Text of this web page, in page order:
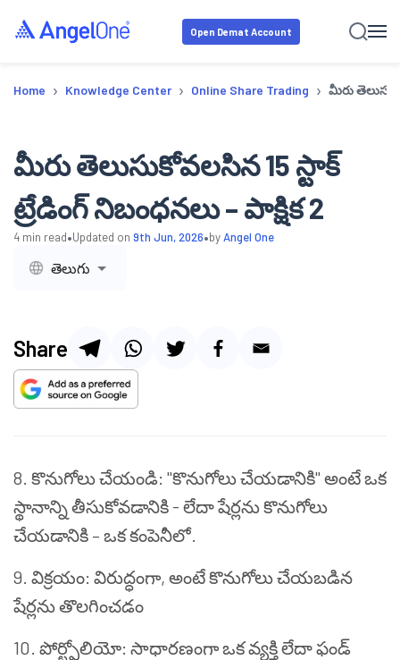
Open Demat Account
Home › Knowledge Center › Online Share Trading › మీరు
మీరు తెలుసుకోవలసిన 15 స్టాక్
ట్రేడింగ్ నిబంధనలు – పాక్షిక 2
4 min read•Updated on 9th Jun, 2026•byAngel One
తెలుగు
Share
8. కొనుగోలు చేయండి: "కొనుగోలు చేయడానికి" అంటే ఒక
స్థానాన్ని తీసుకోవడానికి - లేదా షేర్లను కొనుగోలు
చేయడానికి – ఒక కంపెనీలో.
9. విక్రయం: విరుద్ధంగా, అంటే కొనుగోలు చేయబడిన
షేర్లను తొలగించడం
10. పోర్ట్ఫోలియో: సాధారణంగా ఒక వ్యక్తి లేదా ఫండ్